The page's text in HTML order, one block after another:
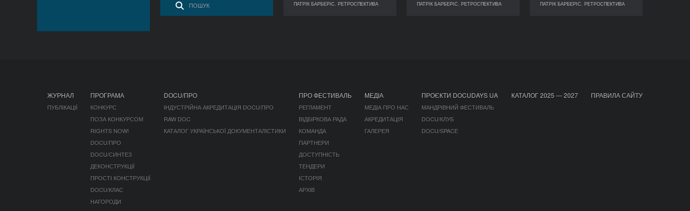
ПАТРІК БАРБЕРІС. РЕТРОСПЕКТИВА
ПАТРІК БАРБЕРІС. РЕТРОСПЕКТИВА ПАТРІК БАРБЕРІС. РЕТРОСПЕКТИВА
ПАТРІК БАРБЕРІС. РЕТРОСПЕКТИВА ПАТРІК БАРБЕРІС. РЕТРОСПЕКТИВА
ПАТРІК БАРБЕРІС. РЕТРОСПЕКТИВА
ЖУРНАЛ
ПУБЛІКАЦІЇ
ПРОГРАМА
КОНКУРС
ПОЗА КОНКУРСОМ
RIGHTS NOW!
DOCU/ПРО
DOCU/СИНТЕЗ
ДЕКОНСТРУКЦІЇ
ПРОСТІ КОНСТРУКЦІЇ
DOCU/КЛАС
НАГОРОДИ
DOCU/ПРО
ІНДУСТРІЙНА АКРЕДИТАЦІЯ DOCU/ПРО
RAW DOC
КАТАЛОГ УКРАЇНСЬКОЇ ДОКУМЕНТАЛІСТИКИ
ПРО ФЕСТИВАЛЬ
РЕГЛАМЕНТ
ВІДБІРКОВА РАДА
КОМАНДА
ПАРТНЕРИ
ДОСТУПНІСТЬ
ТЕНДЕРИ
ІСТОРІЯ
АРХІВ
МЕДІА
МЕДІА ПРО НАС
АКРЕДИТАЦІЯ
ГАЛЕРЕЯ
ПРОЄКТИ DOCUDAYS UA
МАНДРІВНИЙ ФЕСТИВАЛЬ
DOCU/КЛУБ
DOCU/SPACE
КАТАЛОГ 2025 — 2027 ПРАВИЛА САЙТУ